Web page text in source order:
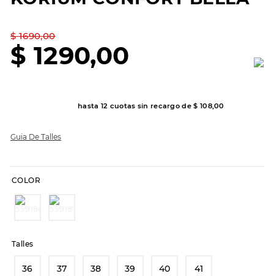
$ 1690,00
$ 1290,00
hasta 12 cuotas sin recargo de$ 108,00
Guia De Talles
COLOR
Talles
36 37 38 39 40 41